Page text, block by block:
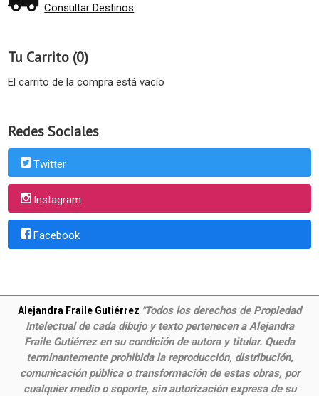
Consultar Destinos
Tu Carrito (0)
El carrito de la compra está vacío
Redes Sociales
Twitter
Instagram
Facebook
Alejandra Fraile Gutiérrez "Todos los derechos de Propiedad
Intelectual de cada dibujo y texto pertenecen a Alejandra
Fraile Gutiérrez en su condición de autora y titular. Queda
terminantemente prohibida la reproducción, distribución,
comunicación pública o transformación de estas obras, por
cualquier medio o soporte, sin autorización expresa de su